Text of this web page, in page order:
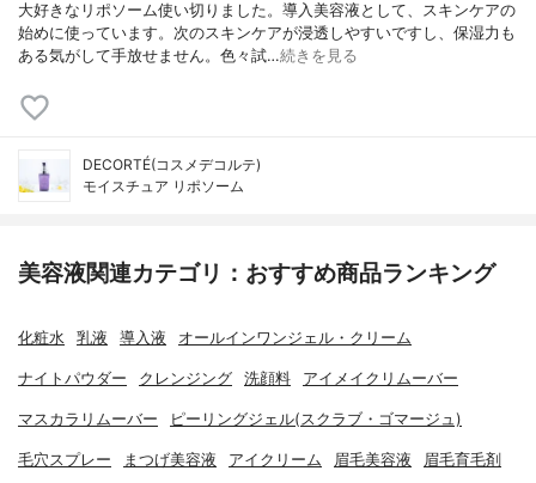
大好きなリポソーム使い切りました。導入美容液として、スキンケアの
始めに使っています。次のスキンケアが浸透しやすいですし、保湿力も
ある気がして手放せません。色々試…続きを見る
DECORTÉ(コスメデコルテ)
モイスチュア リポソーム
美容液関連カテゴリ：おすすめ商品ランキング
化粧水 乳液 導入液 オールインワンジェル・クリーム
ナイトパウダー クレンジング 洗顔料 アイメイクリムーバー
マスカラリムーバー ピーリングジェル(スクラブ・ゴマージュ)
毛穴スプレー まつげ美容液 アイクリーム 眉毛美容液 眉毛育毛剤